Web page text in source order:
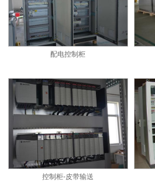
配电控制柜
控制柜-皮带输送